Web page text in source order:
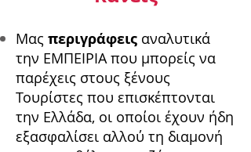
Μας περιγράφεις αναλυτικά
την ΕΜΠΕΙΡΙΑ που μπορείς να
παρέχεις στους ξένους
Τουρίστες που επισκέπτονται
την Ελλάδα, οι οποίοι έχουν ήδη
εξασφαλίσει αλλού τη διαμονή